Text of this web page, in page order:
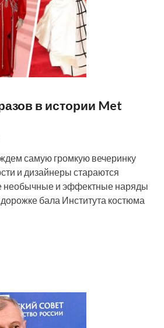
в истории Met
самую громкую вечеринку
и дизайнеры стараются
необычные и эффектные наряды
бала Института костюма